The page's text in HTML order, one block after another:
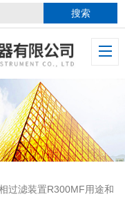
过滤装置R300MF用途和